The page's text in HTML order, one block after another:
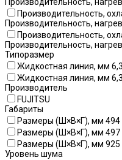
Производительность,
Производительность,
Производительность,
Производительность,
Типоразмер
Жидкостная линия, мм
Жидкостная линия, мм
Производитель
FUJITSU
Габариты
Размеры (Ш×В×Г), мм 494
Размеры (Ш×В×Г), мм 497
Размеры (Ш×В×Г), мм 925
Уровень шума